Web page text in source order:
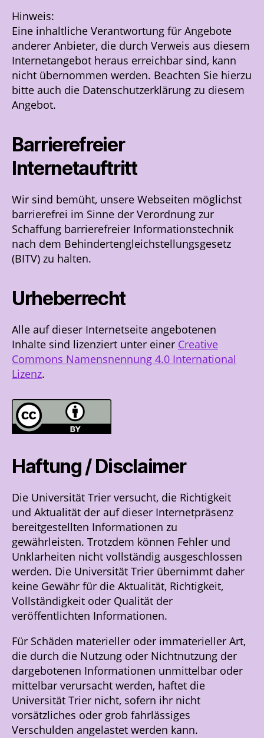
Hinweis:
Eine inhaltliche Verantwortung für Angebote
anderer Anbieter, die durch Verweis aus diesem
Internetangebot heraus erreichbar sind, kann
nicht übernommen werden. Beachten Sie hierzu
bitte auch die Datenschutzerklärung zu diesem
Angebot.
Barrierefreier
Internetauftritt
Wir sind bemüht, unsere Webseiten möglichst
barrierefrei im Sinne der Verordnung zur
Schaffung barrierefreier Informationstechnik
nach dem Behindertengleichstellungsgesetz
(BITV) zu halten.
Urheberrecht
Alle auf dieser Internetseite angebotenen
Inhalte sind lizenziert unter einer Creative
Commons Namensnennung 4.0 International
Lizenz.
Haftung / Disclaimer
Die Universität Trier versucht, die Richtigkeit
und Aktualität der auf dieser Internetpräsenz
bereitgestellten Informationen zu
gewährleisten. Trotzdem können Fehler und
Unklarheiten nicht vollständig ausgeschlossen
werden. Die Universität Trier übernimmt daher
keine Gewähr für die Aktualität, Richtigkeit,
Vollständigkeit oder Qualität der
veröffentlichten Informationen.
Für Schäden materieller oder immaterieller Art,
die durch die Nutzung oder Nichtnutzung der
dargebotenen Informationen unmittelbar oder
mittelbar verursacht werden, haftet die
Universität Trier nicht, sofern ihr nicht
vorsätzliches oder grob fahrlässiges
Verschulden angelastet werden kann.